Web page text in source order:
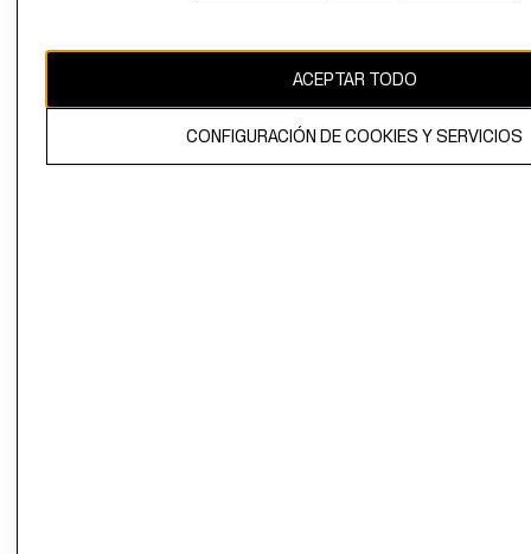
CAMBIAR REGIÓN
ACEPTAR TODO
CONFIGURACIÓN DE COOKIES Y SERVICIOS